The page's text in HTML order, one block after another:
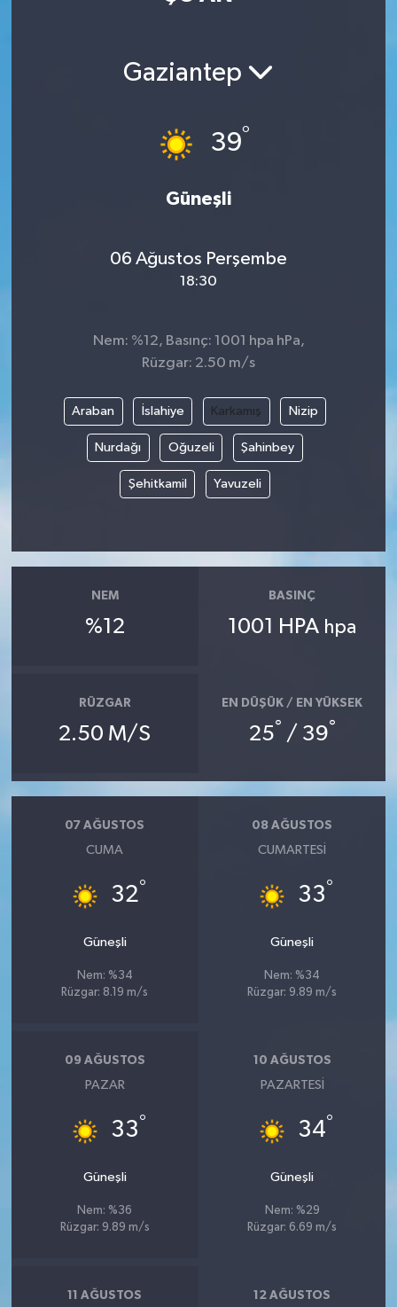
Gaziantep
39°
Güneşli
06 Ağustos Perşembe
18:30
Nem: %12, Basınç: 1001 hpa hPa,
Rüzgar: 2.50 m/s
Araban İslahiye Karkamış Nizip
Nurdağı Oğuzeli Şahinbey
Şehitkamil Yavuzeli
NEM
%12
BASINÇ
1001 HPA hpa
RÜZGAR
2.50 M/S
EN DÜŞÜK / EN YÜKSEK
25° / 39°
07 AĞUSTOS
CUMA
32°
Güneşli
Nem: %34
Rüzgar: 8.19 m/s
08 AĞUSTOS
CUMARTESI
33°
Güneşli
Nem: %34
Rüzgar: 9.89 m/s
09 AĞUSTOS
PAZAR
33°
Güneşli
Nem: %36
Rüzgar: 9.89 m/s
10 AĞUSTOS
PAZARTESI
34°
Güneşli
Nem: %29
Rüzgar: 6.69 m/s
11 AĞUSTOS 12 AĞUSTOS
Gizlilik Sözleşmesi